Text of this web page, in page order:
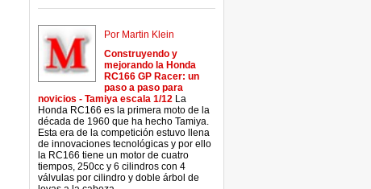
Por Martin Klein
Construyendo y
mejorando la Honda
RC166 GP Racer: un
paso a paso para
novicios - Tamiya escala 1/12 La
Honda RC166 es la primera moto de la
década de 1960 que ha hecho Tamiya.
Esta era de la competición estuvo llena
de innovaciones tecnológicas y por ello
la RC166 tiene un motor de cuatro
tiempos, 250cc y 6 cilindros con 4
válvulas por cilindro y doble árbol de